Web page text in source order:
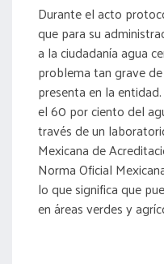
Durante el acto
que para su
a la ciudadanía agua
problema tan grave
presenta en la
el 60 por ciento del
través de un
Mexicana de
Norma Oficial
lo que significa que
en áreas verdes y